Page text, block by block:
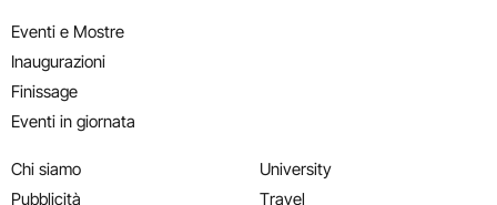
Eventi e Mostre
Inaugurazioni
Finissage
Eventi in giornata
Chi siamo
Pubblicità
University
Travel